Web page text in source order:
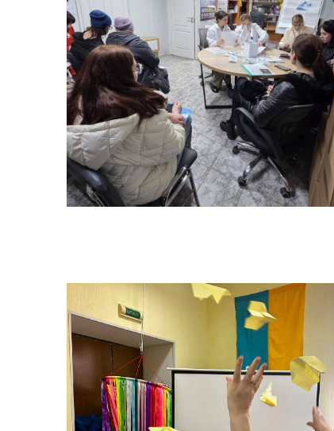
Гуманітарна допомога
Покровської військової
адміністрації